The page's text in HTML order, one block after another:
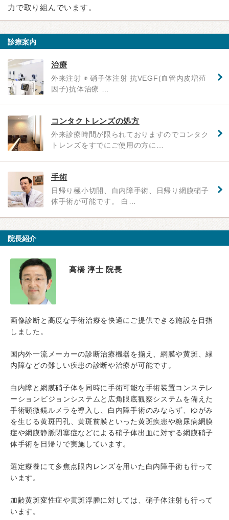
力で取り組んでいます。
診療案内
治療
外来注射 ◉ 硝子体注射 抗VEGF(血管内皮増殖
因子)抗体治療 …
コンタクトレンズの処方
外来診療時間が限られておりますのでコンタク
トレンズをすでにご使用の方に…
手術
日帰り極小切開、白内障手術、日帰り網膜硝子
体手術が可能です。 白…
院長紹介
高橋 淳士 院長
画像診断と高度な手術治療を快適にご提供できる施設を目指
しました。
国内外一流メーカーの診断治療機器を揃え、網膜や黄斑、緑
内障などの難しい疾患の診断や治療が可能です。
白内障と網膜硝子体を同時に手術可能な手術装置コンステレ
ーションビジョンシステムと広角眼底観察システムを備えた
手術顕微鏡ルメラを導入し、白内障手術のみならず、ゆがみ
を生じる黄斑円孔、黄斑前膜といった黄斑疾患や糖尿病網膜
症や網膜静脈閉塞症などによる硝子体出血に対する網膜硝子
体手術を日帰りで実施しています。
選定療養にて多焦点眼内レンズを用いた白内障手術も行って
います。
加齢黄斑変性症や黄斑浮腫に対しては、硝子体注射も行って
います。